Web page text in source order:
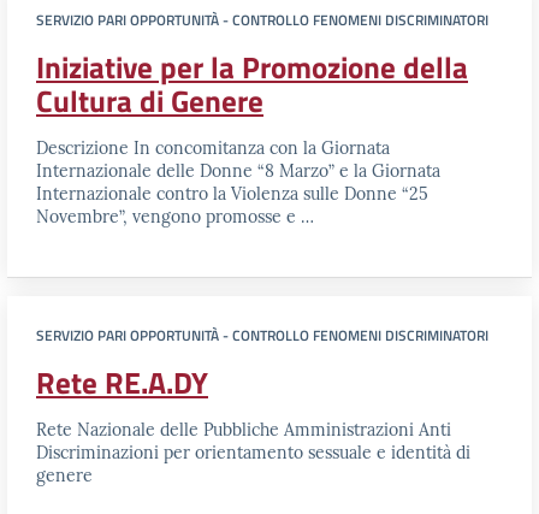
SERVIZIO PARI OPPORTUNITÀ - CONTROLLO FENOMENI DISCRIMINATORI
Iniziative per la Promozione della
Cultura di Genere
Descrizione In concomitanza con la Giornata
Internazionale delle Donne “8 Marzo” e la Giornata
Internazionale contro la Violenza sulle Donne “25
Novembre”, vengono promosse e …
SERVIZIO PARI OPPORTUNITÀ - CONTROLLO FENOMENI DISCRIMINATORI
Rete RE.A.DY
Rete Nazionale delle Pubbliche Amministrazioni Anti
Discriminazioni per orientamento sessuale e identità di
genere